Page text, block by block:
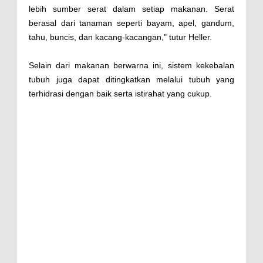
lebih sumber serat dalam setiap makanan. Serat
berasal dari tanaman seperti bayam, apel, gandum,
tahu, buncis, dan kacang-kacangan," tutur Heller.
Selain dari makanan berwarna ini, sistem kekebalan
tubuh juga dapat ditingkatkan melalui tubuh yang
terhidrasi dengan baik serta istirahat yang cukup.